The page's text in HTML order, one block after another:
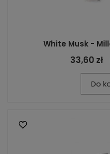
White Musk -
33,60 zł
Do